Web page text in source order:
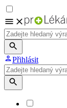
Přihlásit